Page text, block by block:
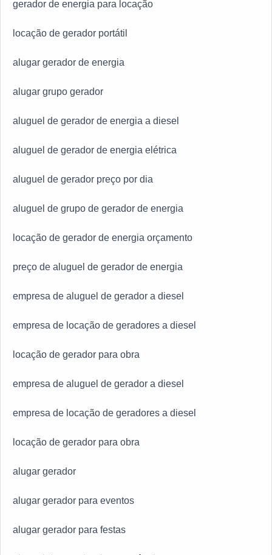
gerador de energia para locação
locação de gerador portátil
alugar gerador de energia
alugar grupo gerador
aluguel de gerador de energia a diesel
aluguel de gerador de energia elétrica
aluguel de gerador preço por dia
aluguel de grupo de gerador de energia
locação de gerador de energia orçamento
preço de aluguel de gerador de energia
empresa de aluguel de gerador a diesel
empresa de locação de geradores a diesel
locação de gerador para obra
empresa de aluguel de gerador a diesel
empresa de locação de geradores a diesel
locação de gerador para obra
alugar gerador
alugar gerador para eventos
alugar gerador para festas